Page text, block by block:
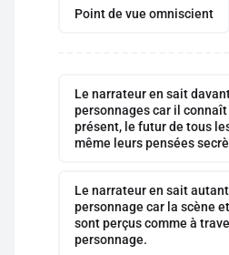
Point de vue omniscient
Le narrateur en sait
personnages car il
présent, le futur de tous
même leurs pensées
Le narrateur en sait
personnage car la scène
sont perçus comme à
personnage.